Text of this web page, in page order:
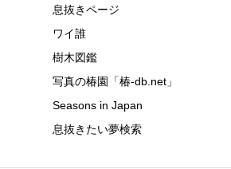
息抜きページ
ワイ誰
樹木図鑑
写真の椿園「椿-db.net」
Seasons in Japan
息抜きたい夢検索